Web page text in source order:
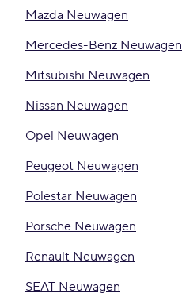
Mazda Neuwagen
Mercedes-Benz Neuwagen
Mitsubishi Neuwagen
Nissan Neuwagen
Opel Neuwagen
Peugeot Neuwagen
Polestar Neuwagen
Porsche Neuwagen
Renault Neuwagen
SEAT Neuwagen